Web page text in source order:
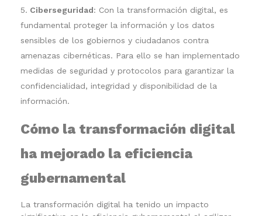
Ciberseguridad: Con la transformación digital, es
fundamental proteger la información y los datos
sensibles de los gobiernos y ciudadanos contra
amenazas cibernéticas. Para ello se han implementado
medidas de seguridad y protocolos para garantizar la
confidencialidad, integridad y disponibilidad de la
información.
Cómo la transformación digital
ha mejorado la eficiencia
gubernamental
La transformación digital ha tenido un impacto